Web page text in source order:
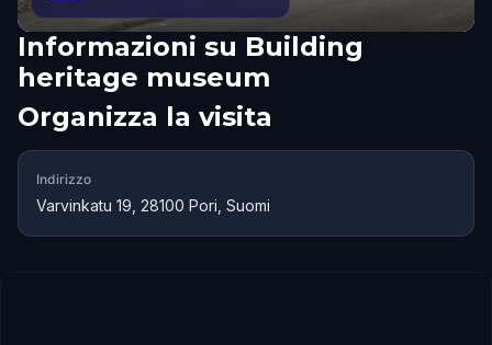
Informazioni su Building
heritage museum
Organizza la visita
Indirizzo
Varvinkatu 19, 28100 Pori, Suomi